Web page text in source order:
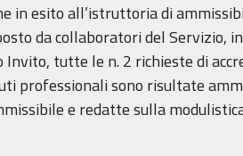
in esito all’istruttoria di
da collaboratori del Servizio,
Invito, tutte le n. 2 richieste di
professionali sono risultate
e redatte sulla